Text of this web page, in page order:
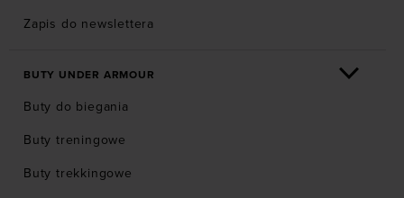
Zapis do newslettera
BUTY UNDER ARMOUR
Buty do biegania
Buty treningowe
Buty trekkingowe